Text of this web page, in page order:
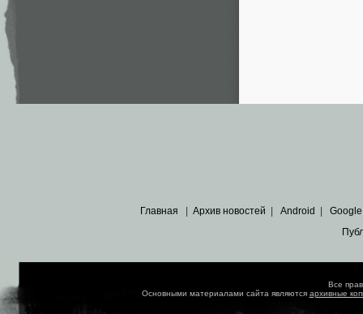
Главная Архив новостей Android Google
Все
Основными материалами сайта являются архивные